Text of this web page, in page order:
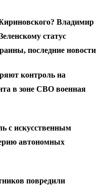
Владимир
статус
последние новости
контроль на
в зоне СВО военная
с искусственным
автономных
повредили